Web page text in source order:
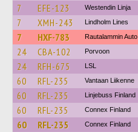
7 EFE-123 Westendin Linja
7 XMH-243 Lindholm Lines
7 HXF-783 Rautalammin Auto
24 CBA-102 Porvoon
24 RFH-675 LSL
60 RFL-235 Vantaan Liikenne
60 RFL-235 Linjebuss Finland
60 RFL-235 Connex Finland
60 RFL-235 Connex Finland